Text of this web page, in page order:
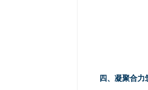
四、凝聚合